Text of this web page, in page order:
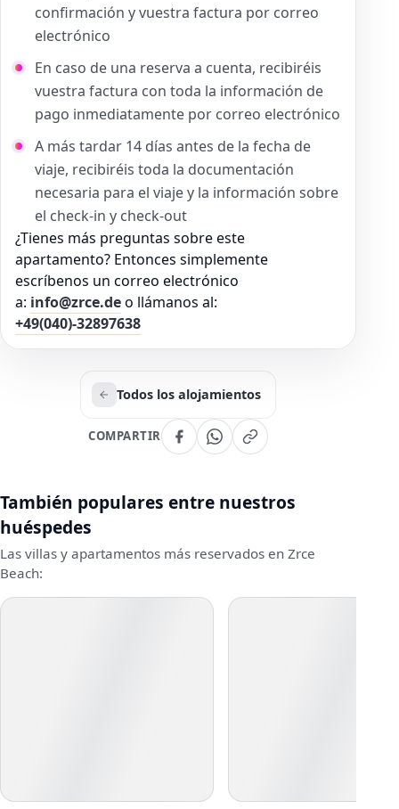
confirmación y vuestra factura por correo
electrónico
En caso de una reserva a cuenta, recibiréis
vuestra factura con toda la información de
pago inmediatamente por correo electrónico
A más tardar 14 días antes de la fecha de
viaje, recibiréis toda la documentación
necesaria para el viaje y la información sobre
el check-in y check-out
¿Tienes más preguntas sobre este
apartamento? Entonces simplemente
escríbenos un correo electrónico
a: info@zrce.deo llámanos al:
+49(040)-32897638
Todos los alojamientos
COMPARTIR
También populares entre nuestros
huéspedes
Las villas y apartamentos más reservados en Zrce
Beach: